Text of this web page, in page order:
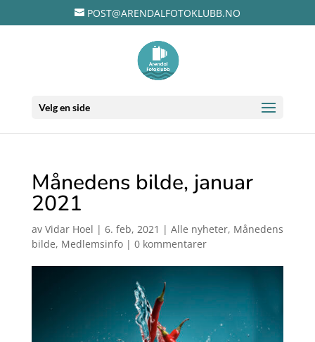
POST@ARENDALFOTOKLUBB.NO
Velg en side
Månedens bilde, januar
2021
av Vidar Hoel | 6. feb, 2021 | Alle nyheter, Månedens
bilde, Medlemsinfo| 0 kommentarer